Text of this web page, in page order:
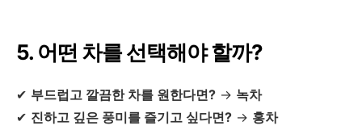
5. 어떤 차를 선택해야 할까?
✔ 부드럽고 깔끔한 차를 원한다면? → 녹차
✔ 진하고 깊은 풍미를 즐기고 싶다면? → 홍차